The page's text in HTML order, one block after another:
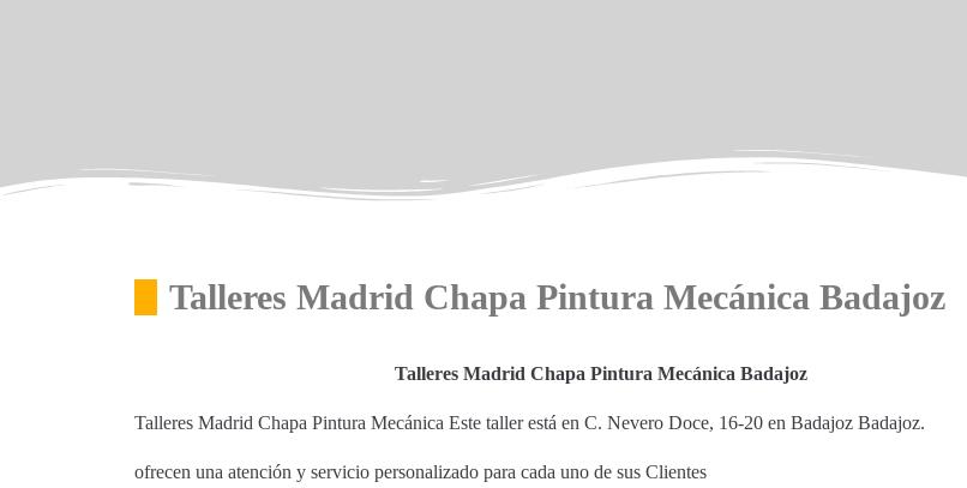
Talleres Madrid Chapa Pintura Mecánica Badajoz
Talleres Madrid Chapa Pintura Mecánica Badajoz
Talleres Madrid Chapa Pintura Mecánica Este taller está en C. Nevero Doce, 16-20 en Badajoz Badajoz.
ofrecen una atención y servicio personalizado para cada uno de sus Clientes